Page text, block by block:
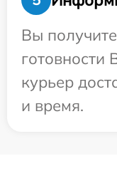
Вы
готовности
курьер
и время.